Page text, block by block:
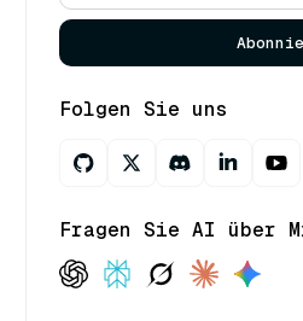
Folgen Sie uns
Fragen Sie AI über